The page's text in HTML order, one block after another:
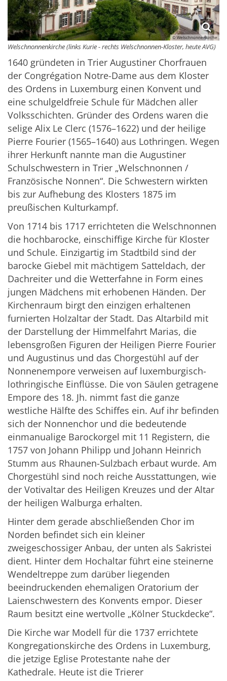
© Welschnonnenkirche
Welschnonnenkirche (links Kurie - rechts Welschnonnen-Kloster, heute AVG)
1640 gründeten in Trier Augustiner Chorfrauen
der Congrégation Notre-Dame aus dem Kloster
des Ordens in Luxemburg einen Konvent und
eine schulgeldfreie Schule für Mädchen aller
Volksschichten. Gründer des Ordens waren die
selige Alix Le Clerc (1576–1622) und der heilige
Pierre Fourier (1565–1640) aus Lothringen. Wegen
ihrer Herkunft nannte man die Augustiner
Schulschwestern in Trier „Welschnonnen /
Französische Nonnen“. Die Schwestern wirkten
bis zur Aufhebung des Klosters 1875 im
preußischen Kulturkampf.
Von 1714 bis 1717 errichteten die Welschnonnen
die hochbarocke, einschiffige Kirche für Kloster
und Schule. Einzigartig im Stadtbild sind der
barocke Giebel mit mächtigem Satteldach, der
Dachreiter und die Wetterfahne in Form eines
jungen Mädchens mit erhobenen Händen. Der
Kirchenraum birgt den einzigen erhaltenen
furnierten Holzaltar der Stadt. Das Altarbild mit
der Darstellung der Himmelfahrt Marias, die
lebensgroßen Figuren der Heiligen Pierre Fourier
und Augustinus und das Chorgestühl auf der
Nonnenempore verweisen auf luxemburgisch-
lothringische Einflüsse. Die von Säulen getragene
Empore des 18. Jh. nimmt fast die ganze
westliche Hälfte des Schiffes ein. Auf ihr befinden
sich der Nonnenchor und die bedeutende
einmanualige Barockorgel mit 11 Registern, die
1757 von Johann Philipp und Johann Heinrich
Stumm aus Rhaunen-Sulzbach erbaut wurde. Am
Chorgestühl sind noch reiche Ausstattungen, wie
der Votivaltar des Heiligen Kreuzes und der Altar
der heiligen Walburga erhalten.
Hinter dem gerade abschließenden Chor im
Norden befindet sich ein kleiner
zweigeschossiger Anbau, der unten als Sakristei
dient. Hinter dem Hochaltar führt eine steinerne
Wendeltreppe zum darüber liegenden
beeindruckenden ehemaligen Oratorium der
Laienschwestern des Konvents empor. Dieser
Raum besitzt eine wertvolle „Kölner Stuckdecke“.
Die Kirche war Modell für die 1737 errichtete
Kongregationskirche des Ordens in Luxemburg,
die jetzige Eglise Protestante nahe der
Kathedrale. Heute ist die Trierer